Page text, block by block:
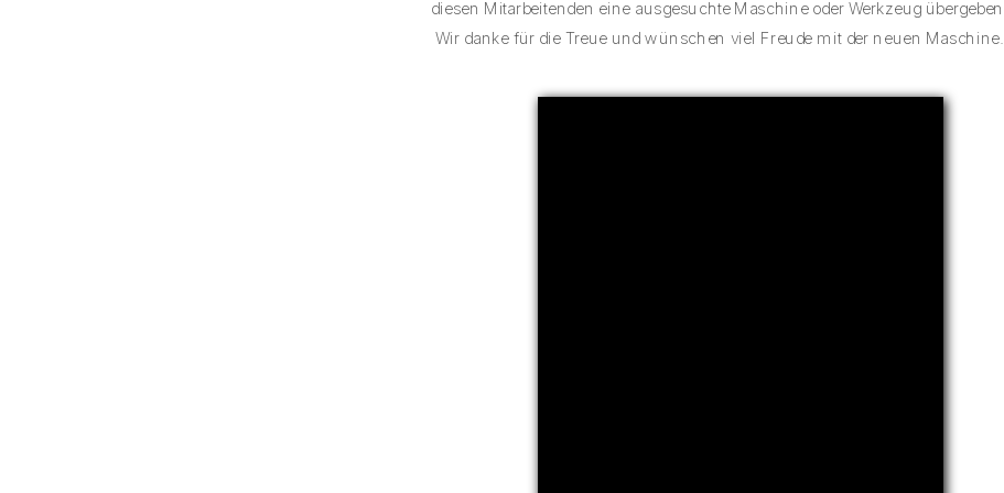
diesen Mitarbeitenden eine ausgesuchte Maschine oder Werkzeug übergeben.
Wir danke für die Treue und wünschen viel Freude mit der neuen Maschine.